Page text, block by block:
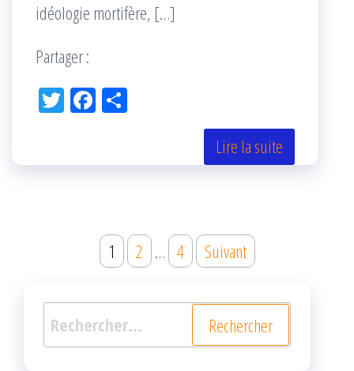
idéologie mortifère, […]
Partager :
Tw Fac
k r
Lire la suite
Navigation
articles
1 2 … 4 Suivant
Rechercher :